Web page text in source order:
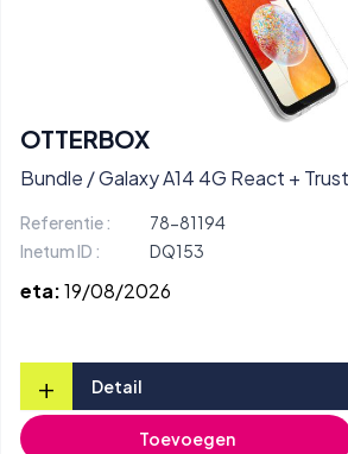
OTTERBOX
Bundle / Galaxy A14 4G React +
Referentie :
78-81194
Inetum ID :
DQ153
eta:19/08/2026
+ Detail
Toevoegen